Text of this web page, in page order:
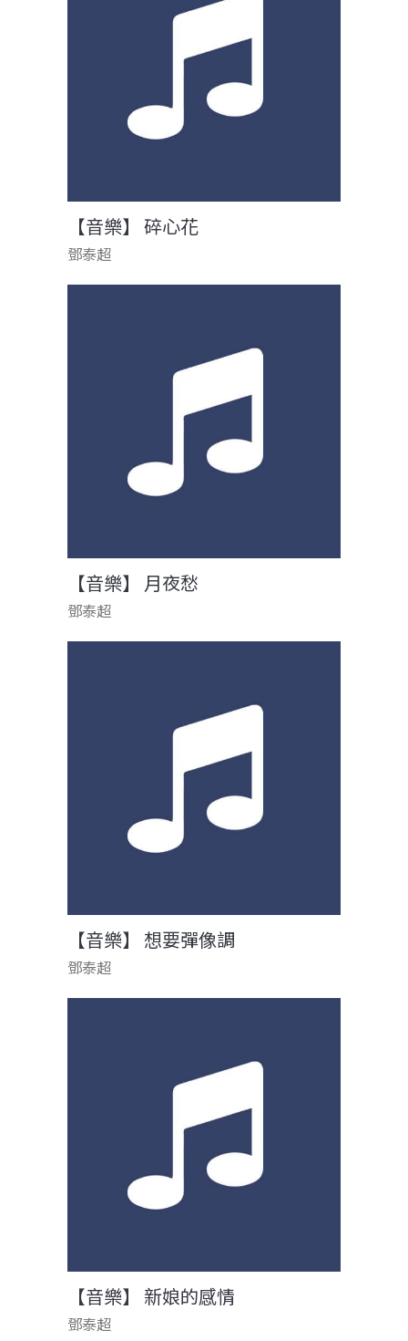
【音樂】 碎心花
鄧泰超
【音樂】 月夜愁
鄧泰超
【音樂】 想要彈像調
鄧泰超
【音樂】 新娘的感情
鄧泰超